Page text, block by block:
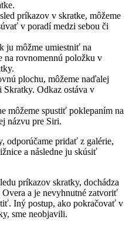
príkazov v skratke, môžeme
v poradí medzi sebou či
ju môžme umiestniť na
na rovnomennú položku v
plochu, môžeme naďalej
Odkaz ostáva v
môžeme spustiť poklepaním na
názvu pre Siri.
odporúčame pridať z galérie,
a následne ju skúsiť
príkazov skratky, dochádza
Overa a je nevyhnutné zatvoriť
Iný postup, ako pokračovať v
sme neobjavili.